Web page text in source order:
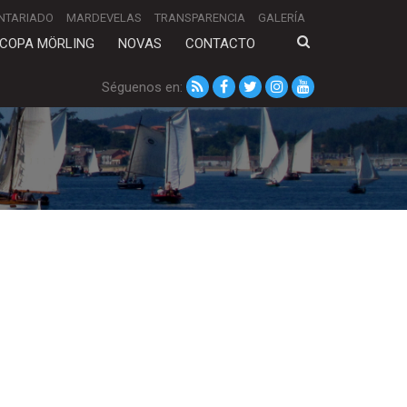
MARDEVELAS TRANSPARENCIA GALERÍA
COPA MÖRLING NOVAS CONTACTO
Séguenos en: